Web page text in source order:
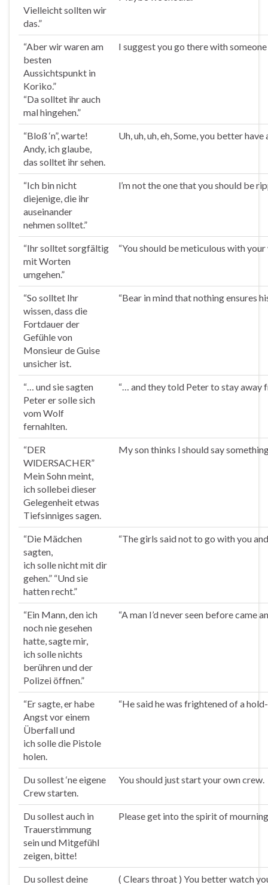
Vielleichtsolltenwir
das.”
“Aber wir waren am
besten
Aussichtspunkt in
Koriko.”
“Dasolltet ihr auch
mal hingehen.”
I suggest you go there with
“Bloß ‘n”, warte!
Andy, ich glaube,
das solltet ihr sehen.
Uh, uh, uh, eh, Some, you better
“Ich bin nicht
diejenige, die ihr
auseinander
nehmensolltet.”
l’m not the one that you should be
“Ihrsolltetsorgfältig
mit Worten
umgehen.”
“You should be meticulous with your
“So solltet Ihr
wissen, dass die
Fortdauer der
Gefühle von
Monsieur de Guise
unsicher ist.
“Bear in mind that nothing ensures
“… und sie sagten
Peter ersollesich
vom Wolf
fernahlten.
“… and they told Peter to stay away
“DER
WlDERSACHER”
Mein Sohn meint,
ichsollebei dieser
Gelegenheit etwas
Tiefsinniges sagen.
My son thinks l should say
“Die Mädchen
sagten,
ichsollenicht mit dir
gehen.” “Und sie
hatten recht.”
“The girls said not to go with you
“Ein Mann, den ich
noch nie gesehen
hatte, sagte mir,
ichsollenichts
berühren und der
Polizei öffnen.”
“A man I’d never seen before came
“Er sagte, er habe
Angst vor einem
Überfall und
ichsolledie Pistole
holen.
“He said he was frightened of a
Dusollest‘ne eigene
Crew starten.
You should just start your own crew.
Dusollestauch in
Trauerstimmung
sein und Mitgefühl
zeigen, bitte!
Please get into the spirit of
Dusollestdeine
( Clears throat ) You better watch